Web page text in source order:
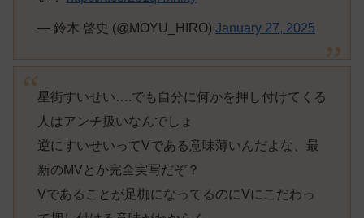
— 鈴木 啓史 (@MOYU_HIRO) January 27, 2025
星街すいせい….でも自分に何かを押し付けてくる
人はアンチ扱いなんでしょ
逆にすいせいってVである意味薄いんだよな、最
新のMVとか完全実写だぞ？
Vであることが足枷になってるのにVにこだわっ